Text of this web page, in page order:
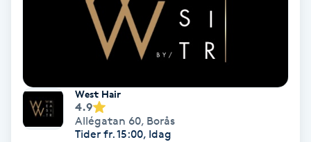
Japansk massage
K18
Katun fransar
West Hair
4.9
Allégatan 60, Borås
Tider fr. 15:00, Idag